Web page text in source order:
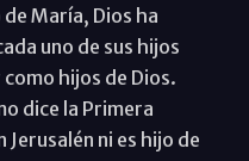
María, Dios ha
uno de sus hijos
hijos de Dios.
dice la Primera
Jerusalén ni es hijo de